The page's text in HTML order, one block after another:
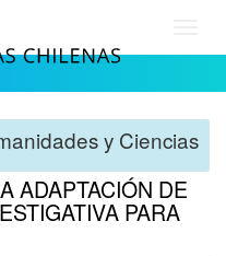
y Ciencias
ADAPTACIÓN DE
PARA